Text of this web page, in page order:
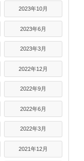
2023年10月
2023年6月
2023年3月
2022年12月
2022年9月
2022年6月
2022年3月
2021年12月